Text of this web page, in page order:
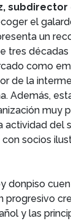
el
un
tres décadas
como
de la
Además,
muy
actividad del
socios
donpiso
progresivo
y las